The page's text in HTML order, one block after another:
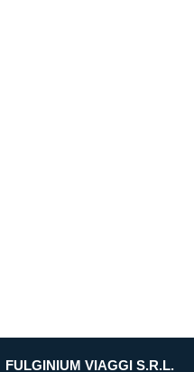
FULGINIUM VIAGGI S.R.L.